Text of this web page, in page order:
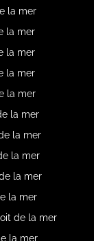
la mer
la mer
la mer
la mer
la mer
la mer
la mer
la mer
la mer
la mer
de la mer
la mer